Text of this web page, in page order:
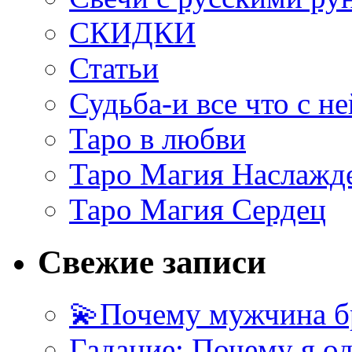
СКИДКИ
Статьи
Судьба-и все что с
Таро в любви
Таро Магия
Таро Магия Сердец
Свежие записи
💫Почему мужчина